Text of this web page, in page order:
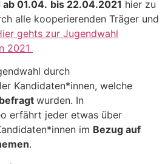
01.04. bis 22.04.2021 hier zu
alle kooperierenden Träger und
gehts zur Jugendwahl
2021
durch
Kandidaten*innen, welche
wurden. In
erfährt jeder etwas über
im Bezug auf
.